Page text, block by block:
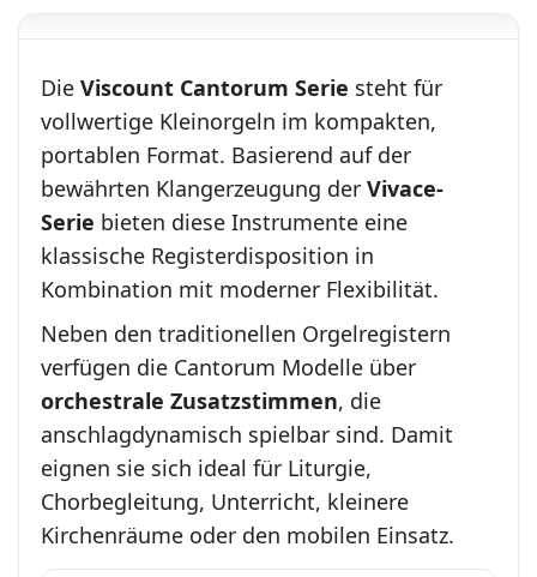
Die Viscount Cantorum Serie steht für
vollwertige Kleinorgeln im kompakten,
portablen Format. Basierend auf der
bewährten Klangerzeugung der Vivace-
Serie bieten diese Instrumente eine
klassische Registerdisposition in
Kombination mit moderner Flexibilität.
Neben den traditionellen Orgelregistern
verfügen die Cantorum Modelle über
orchestrale Zusatzstimmen, die
anschlagdynamisch spielbar sind. Damit
eignen sie sich ideal für Liturgie,
Chorbegleitung, Unterricht, kleinere
Kirchenräume oder den mobilen Einsatz.